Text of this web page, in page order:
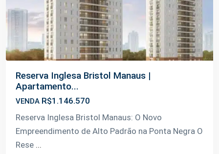
Reserva Inglesa Bristol Manaus |
Apartamento...
VENDA R$1.146.570
Reserva Inglesa Bristol Manaus: O Novo
Empreendimento de Alto Padrão na Ponta Negra O
Rese ...